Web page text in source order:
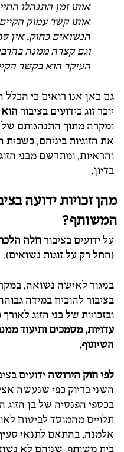
אותו זמן התנהלו
אותו קשר עמוק
הנשואים כחוק. אין
וגם קצרה ממנה
העיקר הוא בקשר
גם כאן אנו רואים כי
יוכר זוג כידועים בציבורהוא
ומקרה מתוך התנהגותם של
את הזוגיות ביניהם,
והראיות, ומתרשם מבני
בדיון.
מהן זכויות ידועה
המשותף?
על ידועים בציבורחלה
(החל רק על זוגות נשואים).
בניגוד לאישה נשואה,
בציבור להוכיח במידה
ובזכויות של בני הזוג
עדויות, מסמכים ותיעוד
השיתוף.
לפי חוק הירושה ידועים
השני בדיוק כפי שנעשה
בכספי הפנסיה של בן הזוג
תלויים מהמוסד לביטוח
בית משותף, שניהם לא